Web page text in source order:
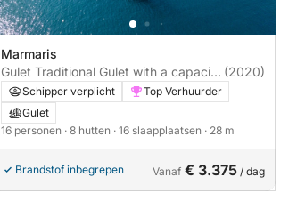
Marmaris
Gulet Traditional Gulet with a capacity
of 16 people Ketch 28m
(2020)
Schipper verplicht
Top Verhuurder
Gulet
16 personen · 8 hutten · 16 slaapplaatsen · 28 m
Brandstof inbegrepen Vanaf € 3.375 / dag